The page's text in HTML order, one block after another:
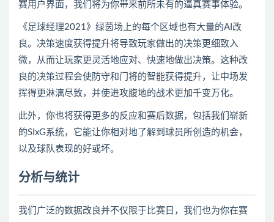
赛用户界面，我们将为你带来前所未有的逼真赛事体验。
《 足球经理2021》绿茵场上的每个区域也有大量的AI改
良。决策速度获得提升将导致玩家做出的决策更细致入
微，从而让玩家更灵活地应对、快速地做出决策。这种改
良的决策过程会使防守和门将的智能获得提升，让中场发
挥得更淋漓尽致，并使进攻腹地的战术更加千变万化。
此外，你也将获得更多的反应和赛后数据，包括我们崭新
的SIxG系统，它能让你相对地了解到球员所创造的机会，
以及球队表现的好或坏。
分析与统计
我们广泛的数据改良并不仅限于比赛日，我们也为你在赛